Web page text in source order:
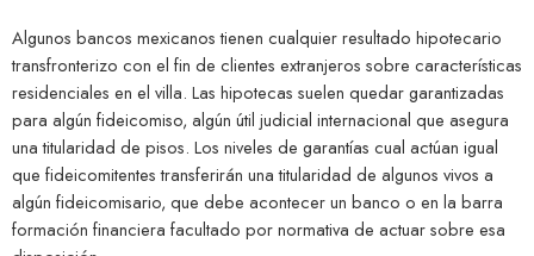
Algunos bancos mexicanos tienen cualquier resultado hipotecario
transfronterizo con el fin de clientes extranjeros sobre características
residenciales en el villa. Las hipotecas suelen quedar garantizadas
para algún fideicomiso, algún útil judicial internacional que asegura
una titularidad de pisos. Los niveles de garantías cual actúan igual
que fideicomitentes transferirán una titularidad de algunos vivos a
algún fideicomisario, que debe acontecer un banco o en la barra
formación financiera facultado por normativa de actuar sobre esa